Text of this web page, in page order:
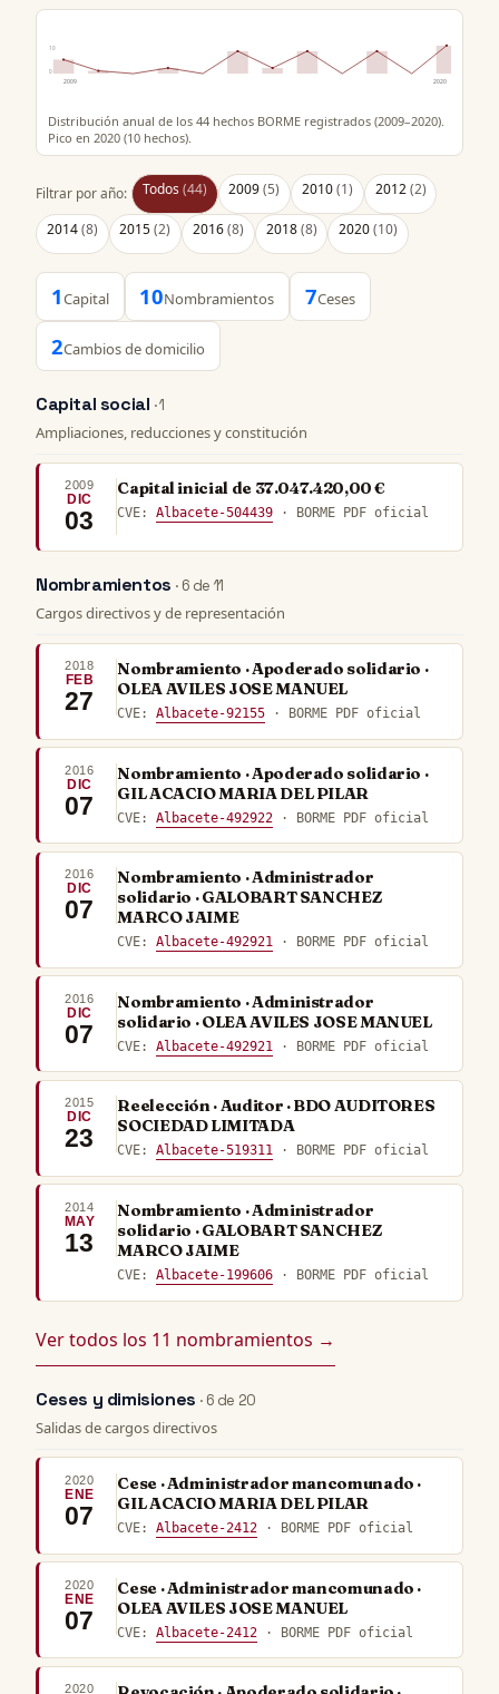
10
0
2009
2020
Distribución anual de los 44 hechos BORME registrados (2009–2020).
Pico en 2020 (10 hechos).
Filtrar por año: Todos (44) 2009(5) 2010(1) 2012(2)
2014(8) 2015(2) 2016(8) 2018(8) 2020(10)
1Capital 10Nombramientos 7Ceses
2Cambios de domicilio
Capital social · 1
Ampliaciones, reducciones y constitución
2009
DIC
03
Capital inicial de 37.047.420,00 €
CVE:Albacete-504439 · BORME PDF oficial
Nombramientos · 6 de 11
Cargos directivos y de representación
2018
FEB
27
Nombramiento · Apoderado solidario ·
OLEA AVILES JOSE MANUEL
CVE:Albacete-92155 · BORME PDF oficial
2016
DIC
07
Nombramiento · Apoderado solidario ·
GIL ACACIO MARIA DEL PILAR
CVE:Albacete-492922 · BORME PDF oficial
2016
DIC
07
Nombramiento · Administrador
solidario · GALOBART SANCHEZ
MARCO JAIME
CVE:Albacete-492921 · BORME PDF oficial
2016
DIC
07
Nombramiento · Administrador
solidario · OLEA AVILES JOSE MANUEL
CVE:Albacete-492921 · BORME PDF oficial
2015
DIC
23
Reelección · Auditor · BDO AUDITORES
SOCIEDAD LIMITADA
CVE:Albacete-519311 · BORME PDF oficial
2014
MAY
13
Nombramiento · Administrador
solidario · GALOBART SANCHEZ
MARCO JAIME
CVE:Albacete-199606 · BORME PDF oficial
Ver todos los 11 nombramientos →
Ceses y dimisiones · 6 de 20
Salidas de cargos directivos
2020
ENE
07
Cese · Administrador mancomunado ·
GIL ACACIO MARIA DEL PILAR
CVE:Albacete-2412 · BORME PDF oficial
2020
ENE
07
Cese · Administrador mancomunado ·
OLEA AVILES JOSE MANUEL
CVE:Albacete-2412 · BORME PDF oficial
2020